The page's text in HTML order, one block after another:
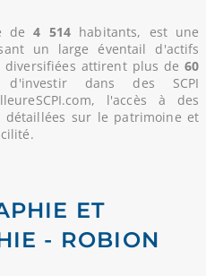
de4 514 habitants, est une
un large éventail d'actifs
diversifiées attirent plus de60
dans des SCPI
l'accès à des
détaillées sur le patrimoine et
ET
- ROBION